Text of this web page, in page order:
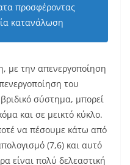
προσφέροντας
κατανάλωση
με την απενεργοποίηση
του
σύστημα, μπορεί
και σε μεικτό κύκλο.
να πέσουμε κάτω από
(7,6) και αυτό
είναι πολύ δελεαστική